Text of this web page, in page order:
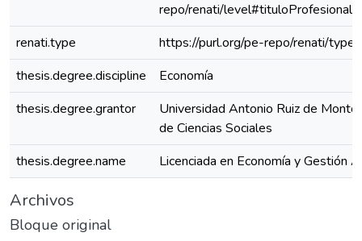
repo/renati/level#tituloProfesional
renati.type
https://purl.org/pe-repo/renati/
thesis.degree.discipline
Economía
thesis.degree.grantor
Universidad Antonio Ruiz de
de Ciencias Sociales
thesis.degree.name
Licenciada en Economía y Gestión
Archivos
Bloque original